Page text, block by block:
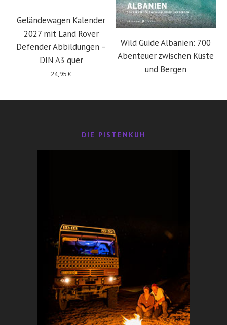
Geländewagen Kalender
2027 mit Land Rover
Defender Abbildungen –
DIN A3 quer
24,95€
Wild Guide Albanien: 700
Abenteuer zwischen Küste
und Bergen
DIE PISTENKUH